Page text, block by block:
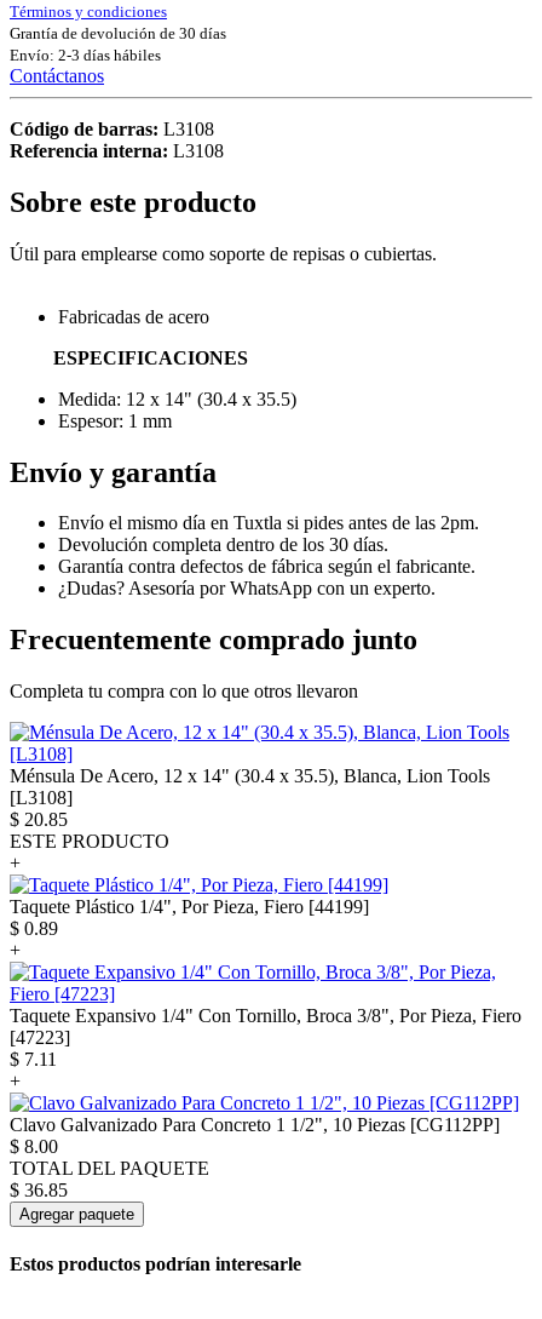
Términos y condiciones
Grantía de devolución de 30 días
Envío: 2-3 días hábiles
Contáctanos
Código de barras: L3108
Referencia interna: L3108
Sobre este producto
Útil para emplearse como soporte de repisas o cubiertas.
Fabricadas de acero
ESPECIFICACIONES
Medida: 12 x 14" (30.4 x 35.5)
Espesor: 1 mm
Envío y garantía
Envío el mismo día en Tuxtla si pides antes de las 2pm.
Devolución completa dentro de los 30 días.
Garantía contra defectos de fábrica según el fabricante.
¿Dudas? Asesoría por WhatsApp con un experto.
Frecuentemente comprado junto
Completa tu compra con lo que otros llevaron
Ménsula De Acero, 12 x 14" (30.4 x 35.5), Blanca, Lion Tools
[L3108]
$ 20.85
ESTE PRODUCTO
+
Taquete Plástico 1/4", Por Pieza, Fiero [44199]
$ 0.89
+
Taquete Expansivo 1/4" Con Tornillo, Broca 3/8", Por Pieza, Fiero
[47223]
$ 7.11
+
Clavo Galvanizado Para Concreto 1 1/2", 10 Piezas [CG112PP]
$ 8.00
TOTAL DEL PAQUETE
$ 36.85
Agregar paquete
Estos productos podrían interesarle